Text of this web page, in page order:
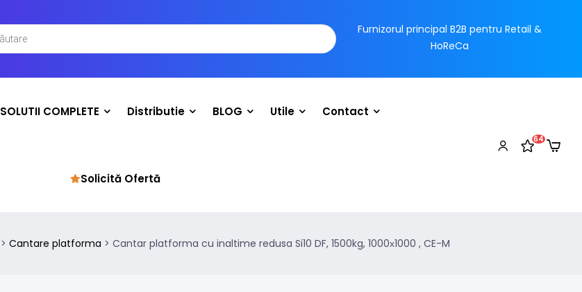
Furnizorul principal B2B pentru Retail &
HoReCa
SOLUTII COMPLETE Distributie BLOG Utile Contact
Solicită Ofertă
64
> Cantare platforma > Cantar platforma cu inaltime redusa Si10 DF, 1500kg, 1000х1000 , CE-M